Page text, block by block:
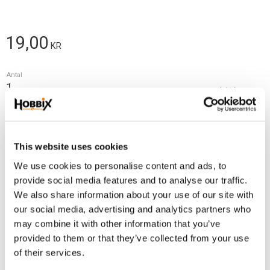
This website uses cookies
We use cookies to personalise content and ads, to
provide social media features and to analyse our traffic.
We also share information about your use of our site with
our social media, advertising and analytics partners who
may combine it with other information that you’ve
provided to them or that they’ve collected from your use
of their services.
19,00 KR
Antal
pkt.
Fri frakt över 2500:-
Leveranstid 1-3 arbetsdagar
Lagerstatus
3 pkt. i lager
Artikelnr